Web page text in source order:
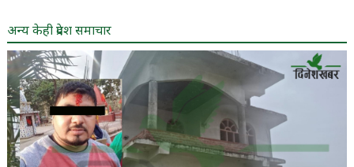
अन्य केही प्रदेश समाचार